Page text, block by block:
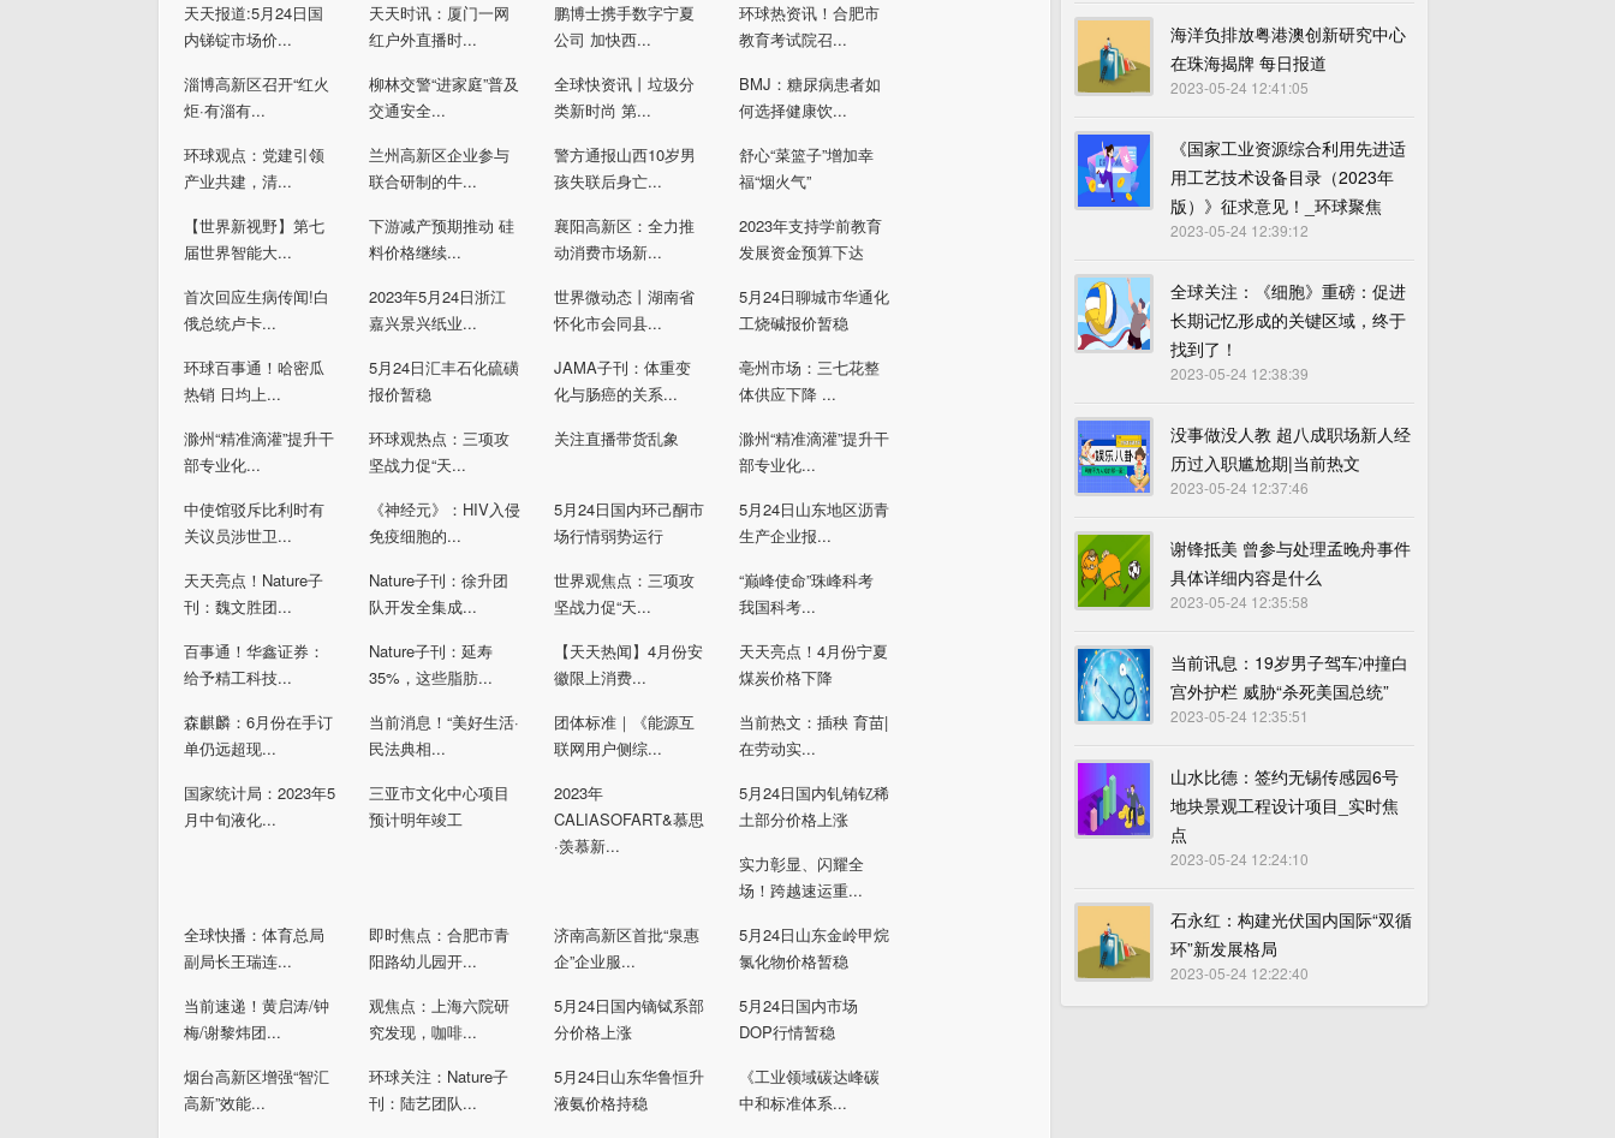
天天报道:5月24日国
内锑锭市场价...
天天时讯：厦门一网
红户外直播时...
鹏博士携手数字宁夏
公司 加快西...
环球热资讯！合肥市
教育考试院召...
淄博高新区召开“红火
炬·有淄有...
柳林交警“进家庭”普及
交通安全...
全球快资讯丨垃圾分
类新时尚 第...
BMJ：糖尿病患者如
何选择健康饮...
环球观点：党建引领
产业共建，清...
兰州高新区企业参与
联合研制的牛...
警方通报山西10岁男
孩失联后身亡...
舒心“菜篮子”增加幸
福“烟火气”
【世界新视野】第七
届世界智能大...
下游减产预期推动 硅
料价格继续...
襄阳高新区：全力推
动消费市场新...
2023年支持学前教育
发展资金预算下达
首次回应生病传闻!白
俄总统卢卡...
2023年5月24日浙江
嘉兴景兴纸业...
世界微动态丨湖南省
怀化市会同县...
5月24日聊城市华通化
工烧碱报价暂稳
环球百事通！哈密瓜
热销 日均上...
5月24日汇丰石化硫磺
报价暂稳
JAMA子刊：体重变
化与肠癌的关系...
亳州市场：三七花整
体供应下降 ...
滁州“精准滴灌”提升干
部专业化...
环球观热点：三项攻
坚战力促“天...
关注直播带货乱象
滁州“精准滴灌”提升干
部专业化...
中使馆驳斥比利时有
关议员涉世卫...
《神经元》：HIV入侵
免疫细胞的...
5月24日国内环己酮市
场行情弱势运行
5月24日山东地区沥青
生产企业报...
天天亮点！Nature子
刊：魏文胜团...
Nature子刊：徐升团
队开发全集成...
世界观焦点：三项攻
坚战力促“天...
“巅峰使命”珠峰科考
我国科考...
百事通！华鑫证券：
给予精工科技...
Nature子刊：延寿
35%，这些脂肪...
【天天热闻】4月份安
徽限上消费...
天天亮点！4月份宁夏
煤炭价格下降
森麒麟：6月份在手订
单仍远超现...
当前消息！“美好生活·
民法典相...
团体标准｜《能源互
联网用户侧综...
当前热文：插秧 育苗|
在劳动实...
国家统计局：2023年5
月中旬液化...
三亚市文化中心项目
预计明年竣工
2023年
CALIASOFART&慕思
·羡慕新...
5月24日国内钆铕钇稀
土部分价格上涨
实力彰显、闪耀全
场！跨越速运重...
全球快播：体育总局
副局长王瑞连...
即时焦点：合肥市青
阳路幼儿园开...
济南高新区首批“泉惠
企”企业服...
5月24日山东金岭甲烷
氯化物价格暂稳
当前速递！黄启涛/钟
梅/谢黎炜团...
观焦点：上海六院研
究发现，咖啡...
5月24日国内镝铽系部
分价格上涨
5月24日国内市场
DOP行情暂稳
烟台高新区增强“智汇
高新”效能...
环球关注：Nature子
刊：陆艺团队...
5月24日山东华鲁恒升
液氨价格持稳
《工业领域碳达峰碳
中和标准体系...
海洋负排放粤港澳创新研究中心
在珠海揭牌 每日报道
2023-05-24 12:41:05
《国家工业资源综合利用先进适
用工艺技术设备目录（2023年
版）》征求意见！_环球聚焦
2023-05-24 12:39:12
全球关注：《细胞》重磅：促进
长期记忆形成的关键区域，终于
找到了！
2023-05-24 12:38:39
没事做没人教 超八成职场新人经
历过入职尴尬期|当前热文
2023-05-24 12:37:46
谢锋抵美 曾参与处理孟晚舟事件
具体详细内容是什么
2023-05-24 12:35:58
当前讯息：19岁男子驾车冲撞白
宫外护栏 威胁“杀死美国总统”
2023-05-24 12:35:51
山水比德：签约无锡传感园6号
地块景观工程设计项目_实时焦
点
2023-05-24 12:24:10
石永红：构建光伏国内国际“双循
环”新发展格局
2023-05-24 12:22:40